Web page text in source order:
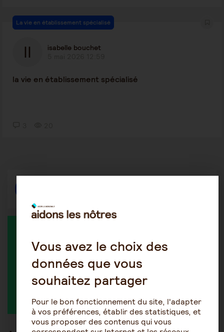
La vie en établissement spécialisé
isabelle bouchet
la vie en établissement spécialisé
Annie Ludinard
Vous avez le choix des
données que vous
souhaitez partager
Pour le bon fonctionnement du site, l'adapter
à vos préférences, établir des statistiques, et
vous proposer des contenus qui vous